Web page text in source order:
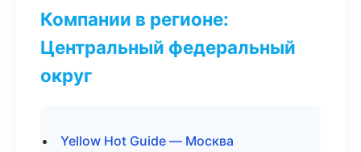
Компании в регионе:
Центральный федеральный
округ
Yellow Hot Guide — Москва